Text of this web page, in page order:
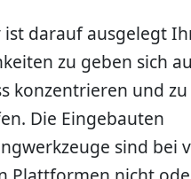
ist darauf ausgelegt
zu geben sich
konzentrieren und zu
Die Eingebauten
sind bei